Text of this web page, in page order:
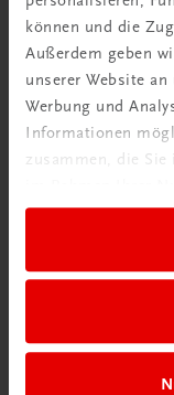
können und die
Außerdem geben
unserer Website
Werbung und
Informationen
zusammen, die